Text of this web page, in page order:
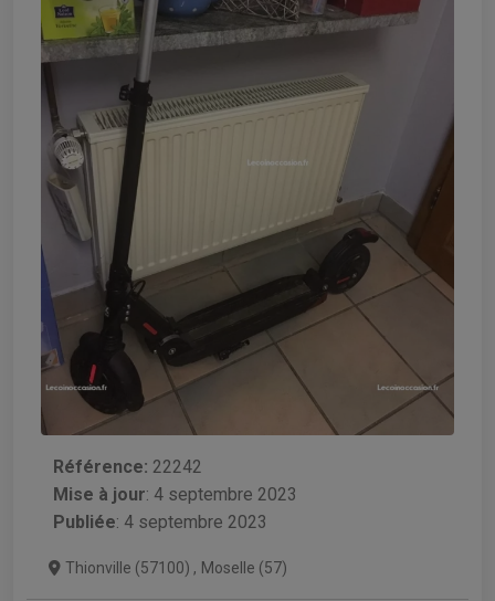
Référence: 22242
Mise à jour: 4 septembre 2023
Publiée: 4 septembre 2023
Thionville (57100) , Moselle (57)